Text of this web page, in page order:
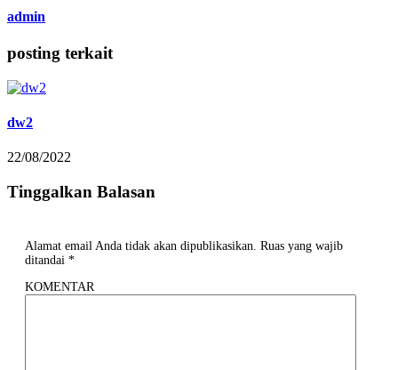
admin
posting terkait
dw2
22/08/2022
Tinggalkan Balasan
Alamat email Anda tidak akan dipublikasikan. Ruas yang wajib
ditandai *
KOMENTAR